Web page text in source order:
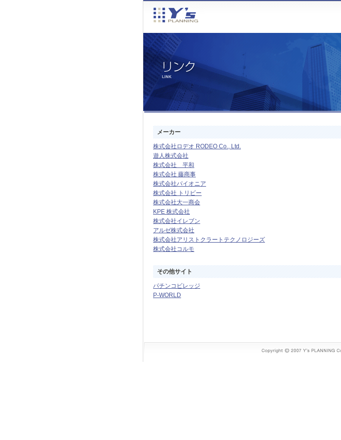
メーカー
株式会社ロデオ RODEO Co., Ltd.
遊人株式会社
株式会社 平和
株式会社 藤商事
株式会社パイオニア
株式会社 トリビー
株式会社大一商会
KPE 株式会社
株式会社イレブン
アルゼ株式会社
株式会社アリストクラートテクノロジーズ
株式会社コルモ
その他サイト
パチンコビレッジ
P-WORLD